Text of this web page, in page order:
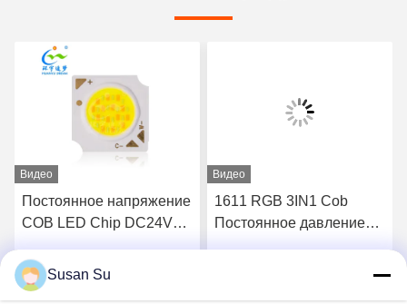
Видео
Постоянное напряжение
COB LED Chip DC24V
Двухцветный для
светодиодного
Видео
1611 RGB 3IN1 Cob
Постоянное давление
Susan Su